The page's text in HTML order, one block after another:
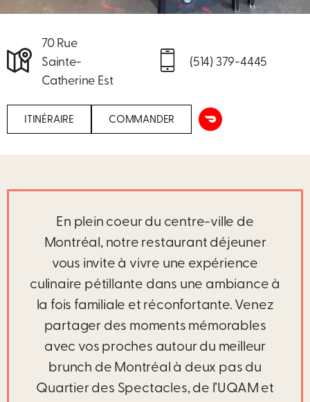
70 Rue
Sainte-
Catherine Est
(514) 379-4445
ITINÉRAIRE COMMANDER
En plein coeur du centre-ville de
Montréal, notre restaurant déjeuner
vous invite à vivre une expérience
culinaire pétillante dans une ambiance à
la fois familiale et réconfortante. Venez
partager des moments mémorables
avec vos proches autour du meilleur
brunch de Montréal à deux pas du
Quartier des Spectacles, de l’UQAM et